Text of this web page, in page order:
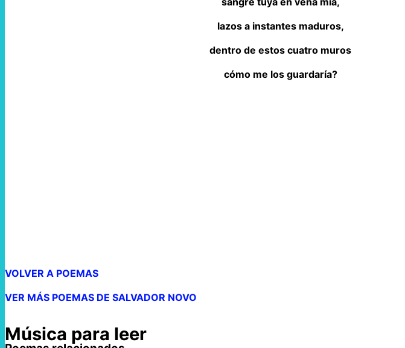
lazos a instantes maduros,
dentro de estos cuatro muros
cómo me los guardaría?
VOLVER A POEMAS
VER MÁS POEMAS DE SALVADOR NOVO
Música para leer